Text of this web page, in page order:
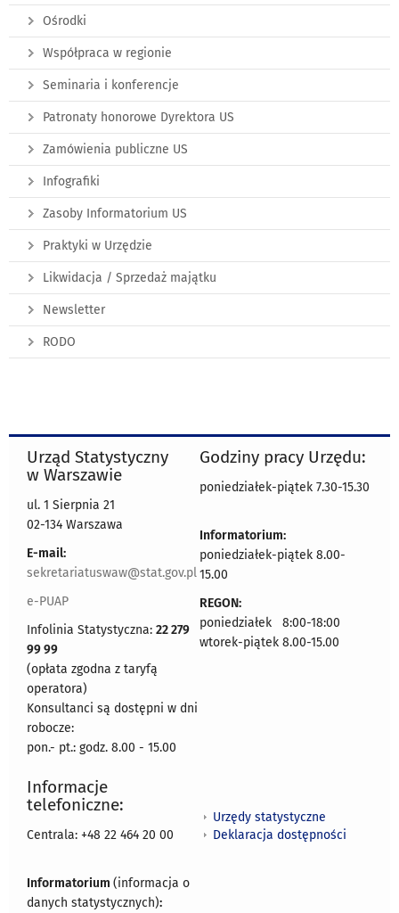
Ośrodki
Współpraca w regionie
Seminaria i konferencje
Patronaty honorowe Dyrektora US
Zamówienia publiczne US
Infografiki
Zasoby Informatorium US
Praktyki w Urzędzie
Likwidacja / Sprzedaż majątku
Newsletter
RODO
Urząd Statystyczny
w Warszawie
ul. 1 Sierpnia 21
02-134 Warszawa
E-mail:
sekretariatuswaw@stat.gov.pl
e-PUAP
Infolinia Statystyczna: 22 279
99 99
(opłata zgodna z taryfą
operatora)
Konsultanci są dostępni w dni
robocze:
pon.- pt.: godz. 8.00 - 15.00
Godziny pracy Urzędu:
poniedziałek-piątek 7.30-15.30
Informatorium:
poniedziałek-piątek 8.00-
15.00
REGON:
poniedziałek 8:00-18:00
wtorek-piątek 8.00-15.00
Informacje
telefoniczne:
Centrala: +48 22 464 20 00
Informatorium (informacja o
danych statystycznych):
Urzędy statystyczne
Deklaracja dostępności